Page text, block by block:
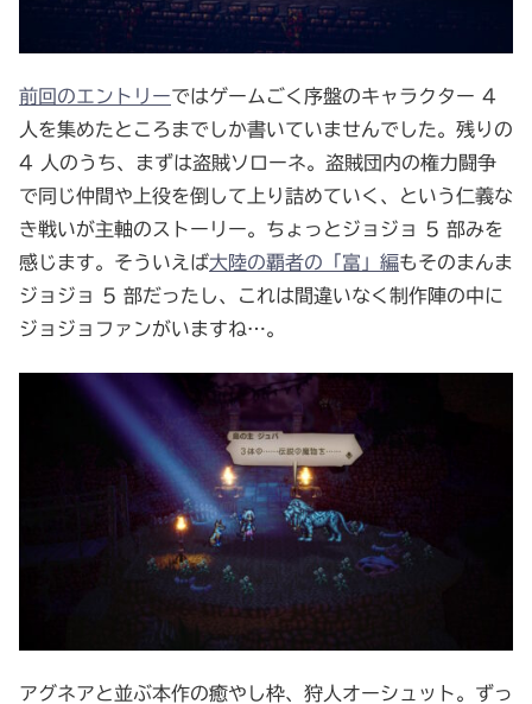
前回のエントリーではゲームごく序盤のキャラクター 4
人を集めたところまでしか書いていませんでした。残りの
4 人のうち、まずは盗賊ソローネ。盗賊団内の権力闘争
で同じ仲間や上役を倒して上り詰めていく、という仁義な
き戦いが主軸のストーリー。ちょっとジョジョ 5 部みを
感じます。そういえば大陸の覇者の「富」編もそのまんま
ジョジョ 5 部だったし、これは間違いなく制作陣の中に
ジョジョファンがいますね…。
アグネアと並ぶ本作の癒やし枠、狩人オーシュット。ずっ